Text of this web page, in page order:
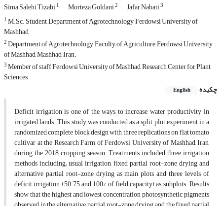
Sima Salehi Tizabi1 Morteza Goldani2 Jafar Nabati3
1M.Sc. Student, Department of Agrotechnology, Ferdowsi University of
Mashhad,
2Department of Agrotechnology, Faculty of Agriculture, Ferdowsi University
of Mashhad, Mashhad, Iran.
3Member of staff Ferdowsi University of Mashhad, Research Center for Plant
Sciences
چکیده
English
Deficit irrigation is one of the ways to increase water productivity in
irrigated lands. This study was conducted as a split plot experiment in a
randomized complete block design with three replications on flat tomato
cultivar at the Research Farm of Ferdowsi University of Mashhad, Iran,
during the 2018 cropping season. Treatments included three irrigation
methods including; usual irrigation, fixed partial root-zone drying and
alternative partial root-zone drying as main plots and three levels of
deficit irrigation (50, 75 and 100% of field capacity) as subplots. Results
show that the highest and lowest concentration photosynthetic pigments